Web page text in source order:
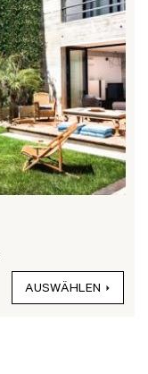
AUSWÄHLEN